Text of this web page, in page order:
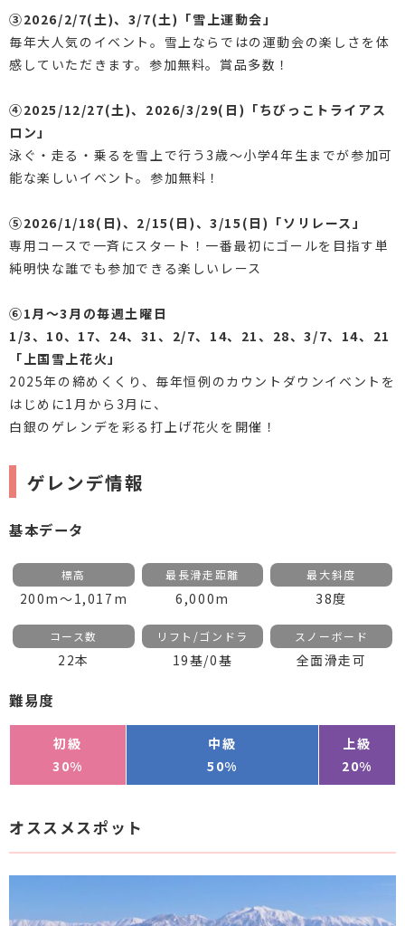
③2026/2/7(土)、3/7(土)「雪上運動会」
毎年大人気のイベント。雪上ならではの運動会の楽しさを体
感していただきます。参加無料。賞品多数！
④2025/12/27(土)、2026/3/29(日)「ちびっこトライアス
ロン」
泳ぐ・走る・乗るを雪上で行う3歳～小学4年生までが参加可
能な楽しいイベント。参加無料！
⑤2026/1/18(日)、2/15(日)、3/15(日)「ソリレース」
専用コースで一斉にスタート！一番最初にゴールを目指す単
純明快な誰でも参加できる楽しいレース
⑥1月～3月の毎週土曜日
1/3、10、17、24、31、2/7、14、21、28、3/7、14、21
「上国雪上花火」
2025年の締めくくり、毎年恒例のカウントダウンイベントを
はじめに1月から3月に、
白銀のゲレンデを彩る打上げ花火を開催！
ゲレンデ情報
基本データ
標高
200m～1,017m
最長滑走距離
6,000m
最大斜度
38度
コース数
22本
リフト/ゴンドラ
19基/0基
スノーボード
全面滑走可
難易度
初級
30%
中級
50%
上級
20%
オススメスポット